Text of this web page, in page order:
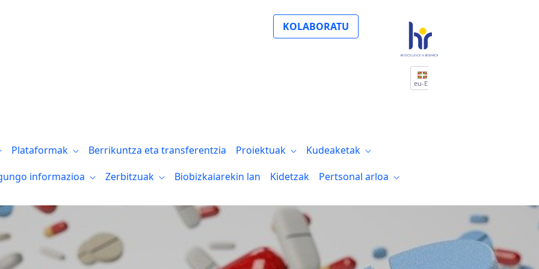
KOLABORATU
eu-ES
Plataformak Berrikuntza eta transferentzia Proiektuak
Kudeaketak
informazioa Zerbitzuak Biobizkaiarekin lan Kidetzak Pertsonal arloa